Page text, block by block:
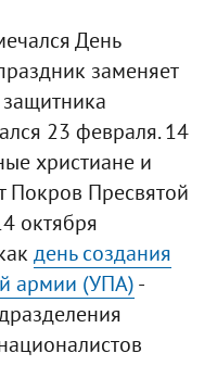
День
заменяет
23 февраля. 14
христиане и
Покров Пресвятой
октября
день создания
армии (УПА)-